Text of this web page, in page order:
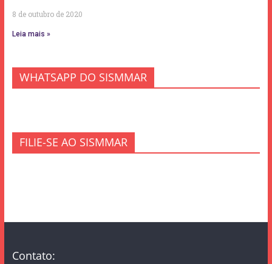
8 de outubro de 2020
Leia mais »
WHATSAPP DO SISMMAR
FILIE-SE AO SISMMAR
Contato: